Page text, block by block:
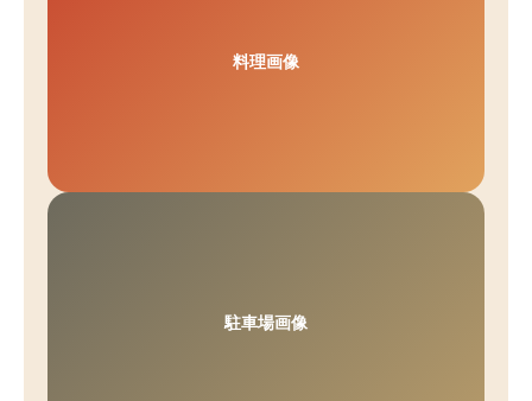
料理画像
駐車場画像